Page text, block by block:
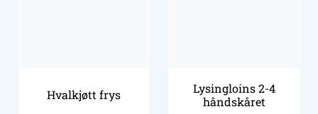
Hvalkjøtt frys
Lysingloins 2-4
håndskåret